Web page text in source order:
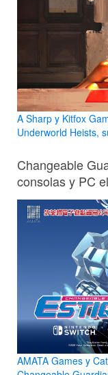
A Sharp y Kitfox
Underworld Heists,
Changeable
consolas y PC
AMATA Games y